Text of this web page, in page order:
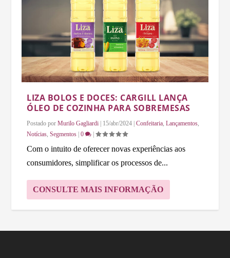
LIZA BOLOS E DOCES: CARGILL LANÇA
ÓLEO DE COZINHA PARA SOBREMESAS
Postado porMurilo Gagliardi | 15/abr/2024 |Confeitaria ,Lançamentos
Notícias ,Segmentos |0 |
Com o intuito de oferecer novas experiências aos
consumidores, simplificar os processos de...
CONSULTE MAIS INFORMAÇÃO